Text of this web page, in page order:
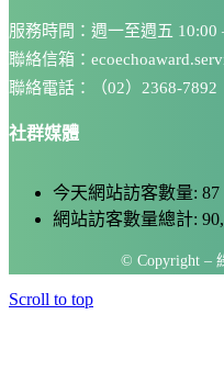
服務時間：週一至週五 10:00
聯絡信箱：
聯絡電話：（02）2368-
社群媒體
今天網站訪客數量: 87
網站訪客數量總計:
© Copyright –
Scroll to top